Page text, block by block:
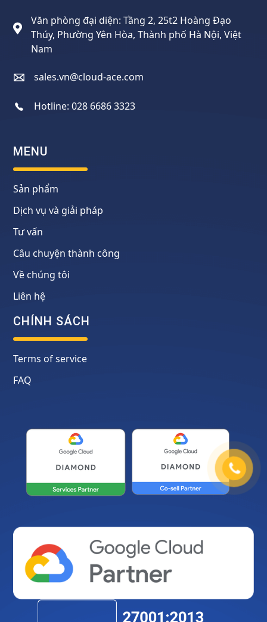
Văn phòng đại diện: Tầng 2, 25t2 Hoàng Đạo
Thúy, Phường Yên Hòa, Thành phố Hà Nội, Việt
Nam
sales.vn@cloud-ace.com
Hotline:028 6686 3323
MENU
Sản phẩm
Dịch vụ và giải pháp
Tư vấn
Câu chuyện thành công
Về chúng tôi
Liên hệ
CHÍNH SÁCH
Terms of service
FAQ